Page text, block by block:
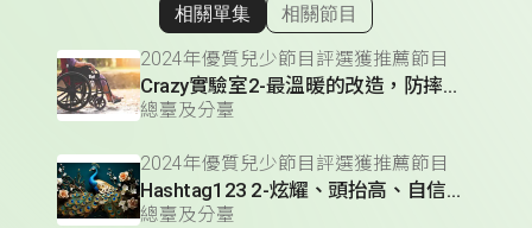
顯示相關單集
相關單集 相關節目
2024年優質兒少節目評選獲推薦節目
Crazy實驗室2-最溫暖的改造，防摔的「便」利輪椅
總臺及分臺
2024年優質兒少節目評選獲推薦節目
Hashtag123 2-炫耀、頭抬高、自信｜情緒：驕傲《美麗的孔雀先生》
總臺及分臺